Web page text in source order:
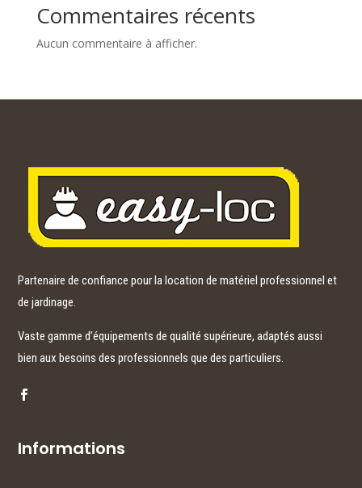
Commentaires récents
Aucun commentaire à afficher.
Partenaire de confiance pour la location de matériel professionnel et
de jardinage.
Vaste gamme d’équipements de qualité supérieure, adaptés aussi
bien aux besoins des professionnels que des particuliers.
Informations